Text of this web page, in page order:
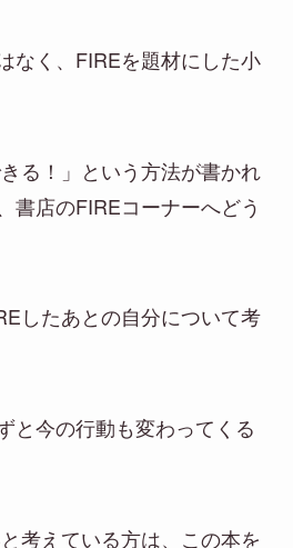
なく、FIREを題材にした小
る！」という方法が書かれ
書店のFIREコーナーへどう
したあとの自分について考
と今の行動も変わってくる
考えている方は、この本を